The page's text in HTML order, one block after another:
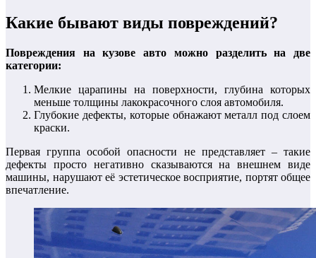
Какие бывают виды повреждений?
Повреждения на кузове авто можно разделить на две
категории:
Мелкие царапины на поверхности, глубина которых
меньше толщины лакокрасочного слоя автомобиля.
Глубокие дефекты, которые обнажают металл под слоем
краски.
Первая группа особой опасности не представляет – такие
дефекты просто негативно сказываются на внешнем виде
машины, нарушают её эстетическое восприятие, портят общее
впечатление.